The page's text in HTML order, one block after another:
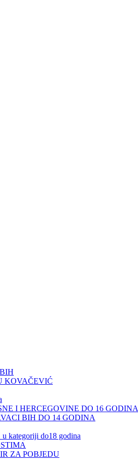
KOVAČEVIĆ
I HERCEGOVINE DO 16 GODINA
BIH DO 14 GODINA
kategoriji do18 godina
ZA POBJEDU